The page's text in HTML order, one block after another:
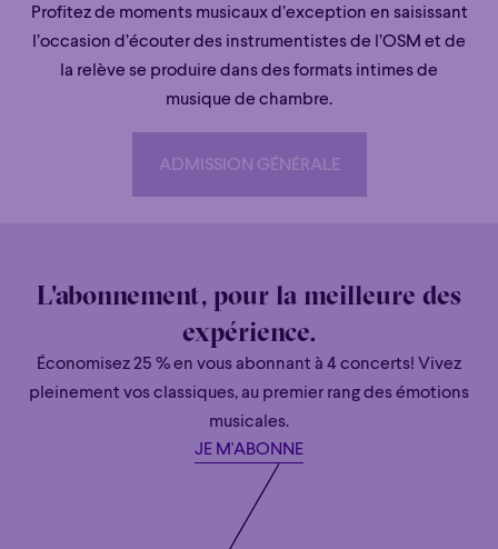
Profitez de moments musicaux d’exception en saisissant
l’occasion d’écouter des instrumentistes de l’OSM et de
la relève se produire dans des formats intimes de
musique de chambre.
ADMISSION GÉNÉRALE
ADMISSION GÉNÉRALE
L'abonnement, pour la meilleure des
expérience.
Économisez 25 % en vous abonnant à 4 concerts! Vivez
pleinement vos classiques, au premier rang des émotions
musicales.
JE M'ABONNE